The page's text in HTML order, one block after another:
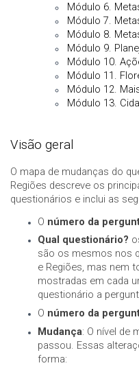
Módulo 6.
Módulo 7.
Módulo 8.
Módulo 9.
Módulo 10.
Módulo 11.
Módulo 12.
Módulo 13.
Visão geral
O mapa de mudanças do
Regiões descreve os
questionários e inclui as
O número da
Qual questionário?
são os mesmos nos
e Regiões, mas nem
mostradas em cada
questionário a
O número da
Mudança: O nível de
passou. Essas
forma: